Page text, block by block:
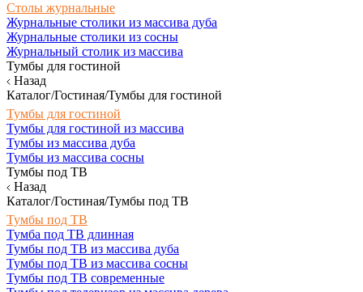
Столы журнальные
Журнальные столики из массива дуба
Журнальные столики из сосны
Журнальный столик из массива
Тумбы для гостиной
Назад
Каталог/Гостиная/Тумбы для гостиной
Тумбы для гостиной
Тумбы для гостиной из массива
Тумбы из массива дуба
Тумбы из массива сосны
Тумбы под ТВ
Назад
Каталог/Гостиная/Тумбы под ТВ
Тумбы под ТВ
Тумба под ТВ длинная
Тумбы под ТВ из массива дуба
Тумбы под ТВ из массива сосны
Тумбы под ТВ современные